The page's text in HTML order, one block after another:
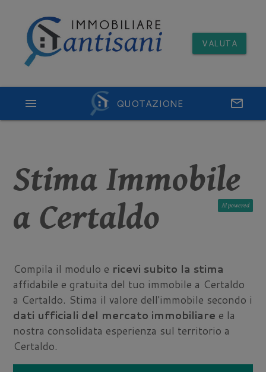
VALUTA
QUOTAZIONE email
menu
Stima Immobile
a Certaldo
AI
Compila il modulo e ricevi subito la stima
affidabile e gratuita del tuo immobile a Certaldo
a Certaldo. Stima il valore dell'immobile secondo i
dati ufficiali del mercato immobiliare e la
nostra consolidata esperienza sul territorio a
Certaldo.